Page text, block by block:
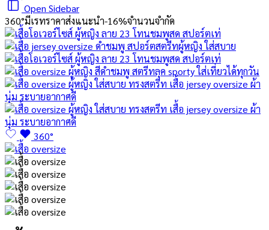
Open Sidebar
360°มีเรทราคาส่งแนะนำ-16%จำนวนจำกัด
360°